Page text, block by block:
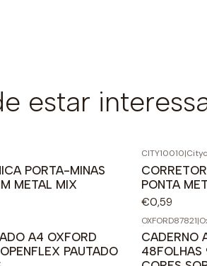
estar
PORTA-MINAS
METAL MIX
CITY10010|
PONTA
€0,59
A4 OXFORD
PAUTADO
OXFORD87821|
CADERNO
48FOLHAS